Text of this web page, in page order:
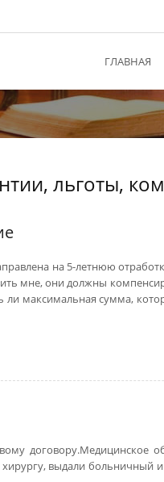
ГЛАВНАЯ
льготы,
на 5-летнюю
мне, они должны
ли максимальная сумма,
договору.Медицинское
выдали больничный